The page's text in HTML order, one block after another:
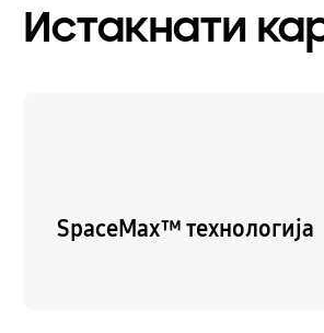
Истакнати
SpaceMax™ технологија